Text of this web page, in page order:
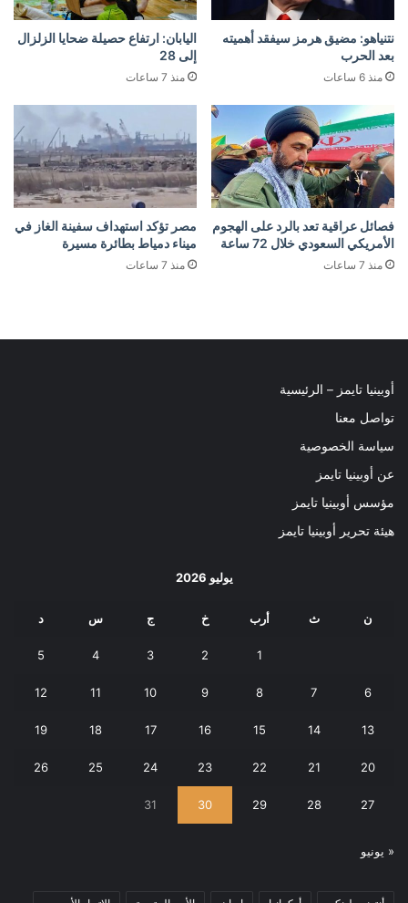
نتنياهو: مضيق هرمز سيفقد أهميته
بعد الحرب
منذ 6 ساعات
اليابان: ارتفاع حصيلة ضحايا الزلزال
إلى 28
منذ 7 ساعات
فصائل عراقية تعد بالرد على الهجوم
الأمريكي السعودي خلال 72 ساعة
منذ 7 ساعات
مصر تؤكد استهداف سفينة الغاز في
ميناء دمياط بطائرة مسيرة
منذ 7 ساعات
أوبينيا تايمز – الرئيسية
تواصل معنا
سياسة الخصوصية
عن أوبينيا تايمز
مؤسس أوبينيا تايمز
هيئة تحرير أوبينيا تايمز
يوليو 2026
ن ث أرب خ ج س د
1
2
3
4
5
6
7
8
9
10
11
12
13
14
15
16
17
18
19
20
21
22
23
24
25
26
27
28
29
30
31
« يونيو